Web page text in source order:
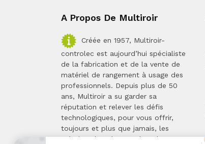
A Propos De Multiroir
Créée en 1957, Multiroir-
controlec est aujourd’hui spécialiste
de la fabrication et de la vente de
matériel de rangement à usage des
professionnels. Depuis plus de 50
ans, Multiroir a su garder sa
réputation et relever les défis
technologiques, pour vous offrir,
toujours et plus que jamais, les
solutions les plus proches de vos